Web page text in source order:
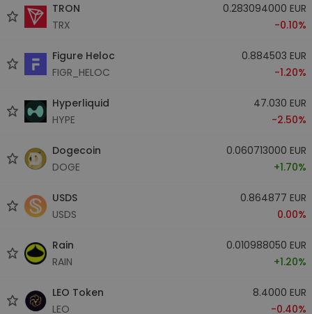
TRON
TRX
0.283094000 EUR
-0.10%
Figure Heloc
FIGR_HELOC
0.884503 EUR
-1.20%
Hyperliquid
HYPE
47.030 EUR
-2.50%
Dogecoin
DOGE
0.060713000 EUR
+1.70%
USDS
USDS
0.864877 EUR
0.00%
Rain
RAIN
0.010988050 EUR
+1.20%
LEO Token
LEO
8.4000 EUR
-0.40%